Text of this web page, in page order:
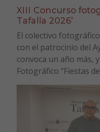
XIII Concurso
Tafalla 2026’
El colectivo
con el patrocinio del
convoca un año más,
Fotográfico “Fiestas